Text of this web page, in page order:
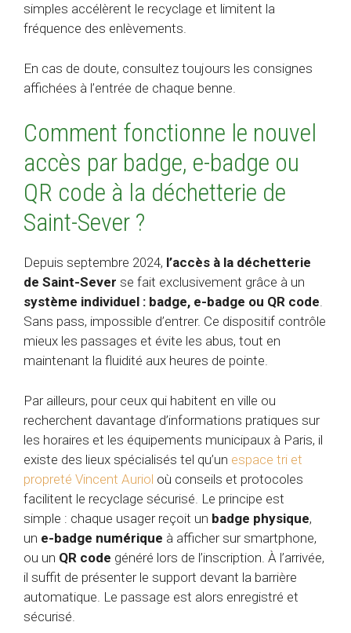
simples accélèrent le recyclage et limitent la
fréquence des enlèvements.
En cas de doute, consultez toujours les consignes
affichées à l’entrée de chaque benne.
Comment fonctionne le nouvel
accès par badge, e-badge ou
QR code à la déchetterie de
Saint-Sever ?
Depuis septembre 2024, l’accès à la déchetterie
de Saint-Sever se fait exclusivement grâce à un
système individuel : badge, e-badge ou QR code.
Sans pass, impossible d’entrer. Ce dispositif contrôle
mieux les passages et évite les abus, tout en
maintenant la fluidité aux heures de pointe.
Par ailleurs, pour ceux qui habitent en ville ou
recherchent davantage d’informations pratiques sur
les horaires et les équipements municipaux à Paris, il
existe des lieux spécialisés tel qu’un espace tri et
propreté Vincent Auriol où conseils et protocoles
facilitent le recyclage sécurisé. Le principe est
simple : chaque usager reçoit un badge physique,
un e-badge numérique à afficher sur smartphone,
ou un QR code généré lors de l’inscription. À l’arrivée,
il suffit de présenter le support devant la barrière
automatique. Le passage est alors enregistré et
sécurisé.